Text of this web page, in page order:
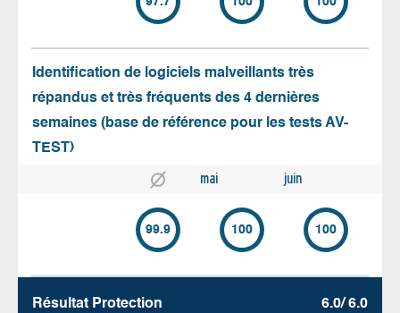
Identification de logiciels malveillants très
répandus et très fréquents des 4 dernières
semaines (base de référence pour les tests AV-
TEST)
mai juin
99.9 100 100
Résultat Protection 6.0/ 6.0